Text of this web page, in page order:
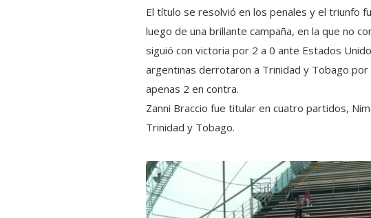
El título se resolvió en los penales y el triunfo
luego de una brillante campaña, en la que no
siguió con victoria por 2 a 0 ante Estados
argentinas derrotaron a Trinidad y Tobago
apenas 2 en contra.
Zanni Braccio fue titular en cuatro partidos,
Trinidad y Tobago.